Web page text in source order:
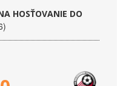
HOSŤOVANIE DO